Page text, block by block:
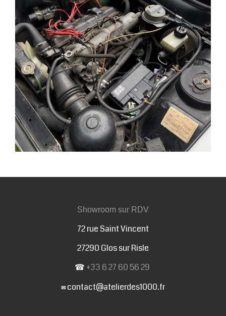
Showroom sur RDV
72 rue Saint Vincent
27290 Glos sur Risle
☎ +33 6 27 60 56 29
✉ contact@atelierdes1000.fr